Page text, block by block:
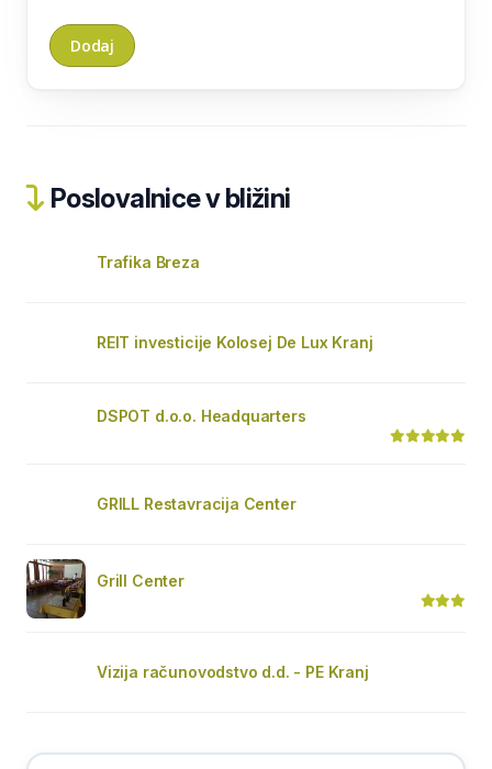
Poslovalnice v bližini
Trafika Breza
REIT investicije Kolosej De Lux Kranj
DSPOT d.o.o. Headquarters
GRILL Restavracija Center
Grill Center
Vizija računovodstvo d.d. - PE Kranj